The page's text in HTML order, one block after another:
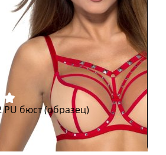
бюст (образец)